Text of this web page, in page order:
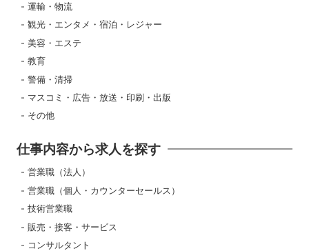
運輸・物流
観光・エンタメ・宿泊・レジャー
美容・エステ
教育
警備・清掃
マスコミ・広告・放送・印刷・出版
その他
仕事内容から求人を探す
営業職（法人）
営業職（個人・カウンターセールス）
技術営業職
販売・接客・サービス
コンサルタント